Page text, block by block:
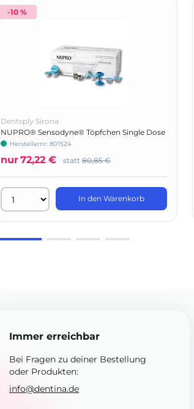
-10 %
Dentsply Sirona
NUPRO® Sensodyne® Töpfchen Single Dose
ohne Fluorid
Herstellernr: 801524
nur72,22 € statt 80,85 €
In den Warenkorb
Immer erreichbar
Bei Fragen zu deiner Bestellung
oder Produkten:
info@dentina.de